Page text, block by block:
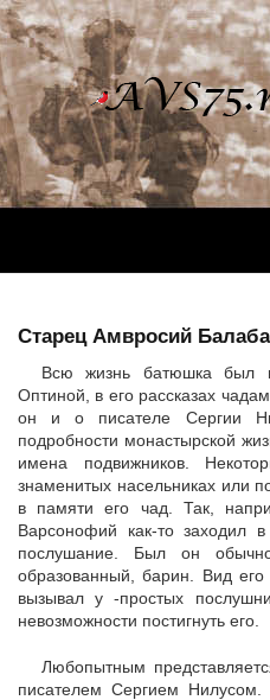
Старец Амвросий
Всю жизнь батюшка был
Оптиной, в его рассказах
он и о писателе Сергии
подробности монастырской
имена подвижников.
знаменитых насельниках или
в памяти его чад. Так,
Варсонофий как-то заходил
послушание. Был он
образованный, барин. Вид его
вызывал у -простых
невозможности постигнуть его.
Любопытным
писателем Сергием